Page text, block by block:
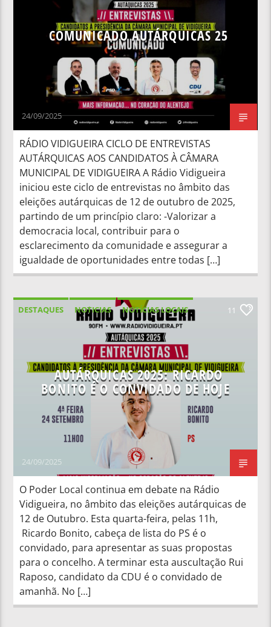
COMUNICADO AUTÁRQUICAS 25
24/09/2025
RÁDIO VIDIGUEIRA CICLO DE ENTREVISTAS
AUTÁRQUICAS AOS CANDIDATOS À CÂMARA
MUNICIPAL DE VIDIGUEIRA A Rádio Vidigueira
iniciou este ciclo de entrevistas no âmbito das
eleições autárquicas de 12 de outubro de 2025,
partindo de um princípio claro: -Valorizar a
democracia local, contribuir para o
esclarecimento da comunidade e assegurar a
igualdade de oportunidades entre todas […]
DESTAQUES NOTICIAS
NOTÍCIAS LOCAIS
NOTÍCIAS NACIONAIS
11
AUTÁRQUICAS 2025: RICARDO
BONITO É O CONVIDADO DE HOJE
24/09/2025
O Poder Local continua em debate na Rádio
Vidigueira, no âmbito das eleições autárquicas de
12 de Outubro. Esta quarta-feira, pelas 11h,
Ricardo Bonito, cabeça de lista do PS é o
convidado, para apresentar as suas propostas
para o concelho. A terminar esta auscultação Rui
Raposo, candidato da CDU é o convidado de
amanhã. No […]